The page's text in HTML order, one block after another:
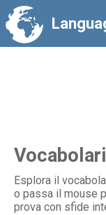
Esplora il
o passa il mouse
prova con sfide